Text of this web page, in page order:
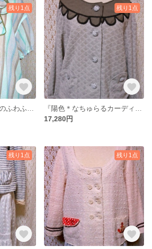
残り1点 残り1点
17,280円
残り1点 残り1点